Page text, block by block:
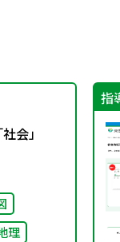
会」
理
指